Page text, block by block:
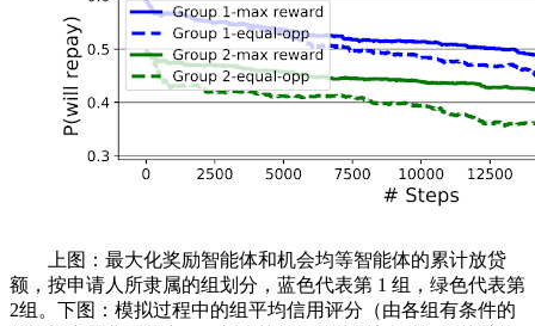
上图：最大化奖励智能体和机会均等智能体的累计放贷
额，按申请人所隶属的组划分，蓝色代表第 1 组，绿色代表第
2组。下图：模拟过程中的组平均信用评分（由各组有条件的